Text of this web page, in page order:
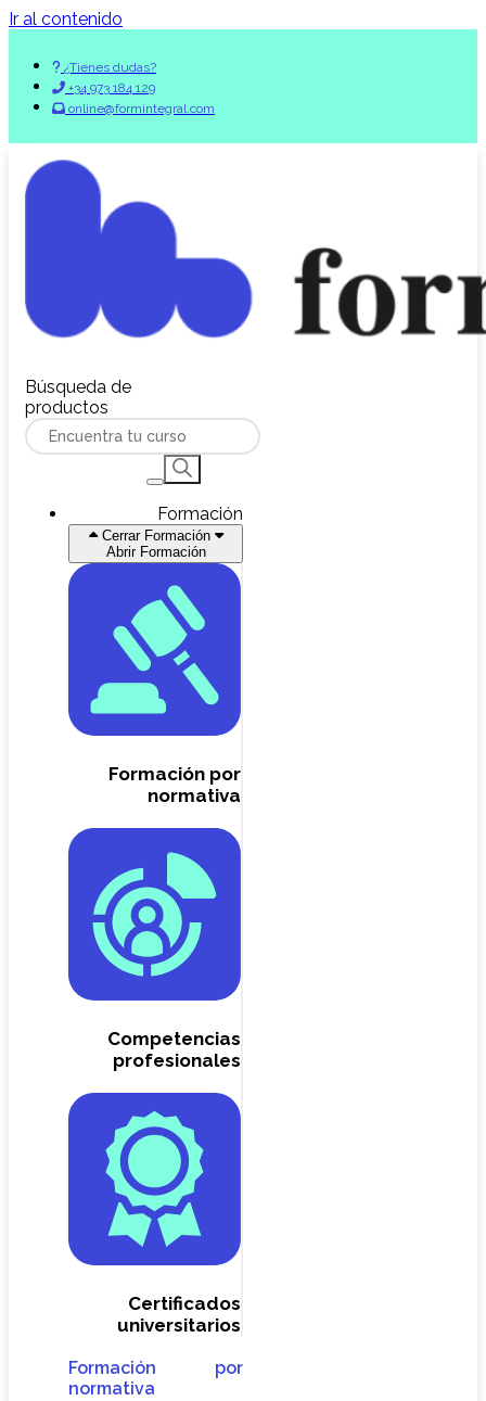
Ir al contenido
¿Tienes dudas?
+34 973 184 129
online@formintegral.com
Búsqueda de
productos
Formación
Cerrar Formación
Abrir Formación
Formación por
normativa
Competencias
profesionales
Certificados
universitarios
Formación por
normativa